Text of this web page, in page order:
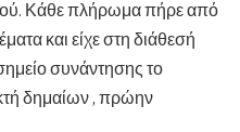
Κάθε πλήρωμα πήρε από
και είχε στη διάθεσή
συνάντησης το
δημαίων , πρώην